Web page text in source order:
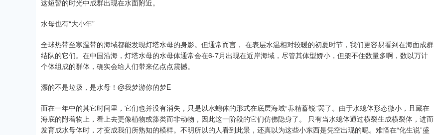
这短暂的时光中成群出现在水面附近。
水母也有“大小年”
全球热带至寒温带的海域都能发现灯塔水母的身影。但通常而言， 在表层水温相对较暖的初夏时节，我们更容易看到在海面成群
结队的它们。在中国沿海，灯塔水母的水母体通常会在6-7月出现在近岸海域，尽管其体型娇小，但架不住数量多啊，数以万计
个体组成的群体，确实会给人们带来亿点点震撼。
漂的不是垃圾，是水母！@我梦游你的梦E
而在一年中的其它时间里，它们也并没有消失，只是以水螅体的形式在底层海域“养精蓄锐”罢了。由于水螅体形态微小，且藏在
海底的附着物上，看上去更像植物或藻类而非动物，因此这一阶段的它们仿佛隐身了。 只有当水螅体通过横裂生成横裂体，进而
发育成水母体时，才变成我们所熟知的模样。不明所以的人看到此景，还真以为这些小东西是凭空出现的呢。难怪在“化生说”盛